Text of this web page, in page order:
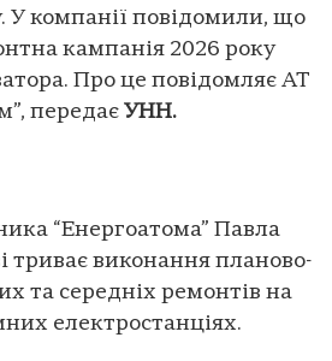
У компанії повідомили, що
кампанія 2026 року
Про це повідомляє АТ
передає УНН.
“Енергоатома” Павла
триває виконання планово-
та середніх ремонтів на
електростанціях.